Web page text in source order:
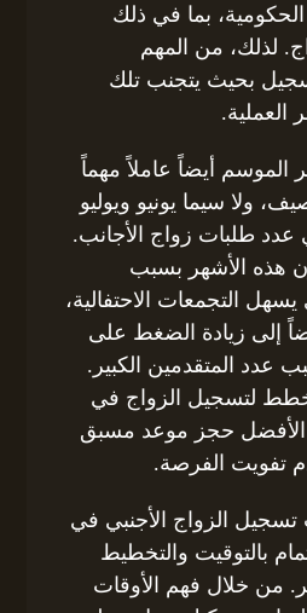
بما في ذلك
لذلك، من المهم
بحيث يتجنب تلك
العملية.
الموسم أيضاً عاملاً مهماً
ولا سيما يونيو ويوليو
طلبات زواج الأجانب.
هذه الأشهر بسبب
التجمعات الاحتفالية،
إلى زيادة الضغط على
عدد المتقدمين الكبير.
لتسجيل الزواج في
حجز موعد مسبق
تفويت الفرصة.
الزواج الأجنبي في
بالتوقيت والتخطيط
من خلال فهم الأوقات